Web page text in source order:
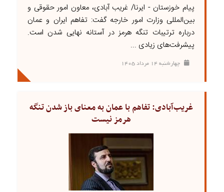
پیام خوزستان - ایرنا/ غریب آبادی، معاون امور حقوقی و
بین‌المللی وزارت امور خارجه گفت: تفاهم ایران و عمان
درباره ترتیبات تنگه هرمز در آستانه نهایی شدن است.
پیشرفت‌های زیادی ...
چهارشنبه ۱۴ مرداد ۱۴۰۵
غریب‌آبادی: تفاهم با عمان به معنای باز شدن تنگه
هرمز نیست